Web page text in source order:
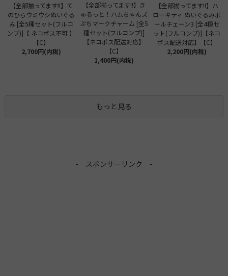
【全部揃ってます!!】て
のひらウミウシぬいぐる
み [全5種セット(フルコ
ンプ)]【 ネコポス不可 】
【C】
2,700円(内税)
【全部揃ってます!!】き
ゅるっと！ハムちゃんズ
ぷちマークチャーム [全5
種セット(フルコンプ)]
【ネコポス配送対応】
【C】
1,400円(内税)
【全部揃ってます!!】ハ
ローキティ ぬいぐるみボ
ールチェーン3 [全4種セ
ット(フルコンプ)]【ネコ
ポス配送対応】【C】
2,200円(内税)
もっと見る
- スポンサーリンク -